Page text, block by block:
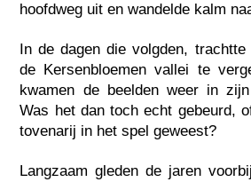
hoofdweg uit en wandelde kalm
In de dagen die volgden,
de Kersenbloemen vallei te
kwamen de beelden weer in
Was het dan toch echt gebeurd,
tovenarij in het spel geweest?
Langzaam gleden de jaren